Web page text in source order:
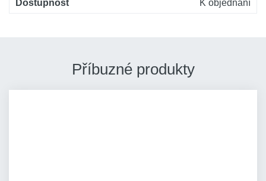
Dostupnost
K objednání
Příbuzné produkty